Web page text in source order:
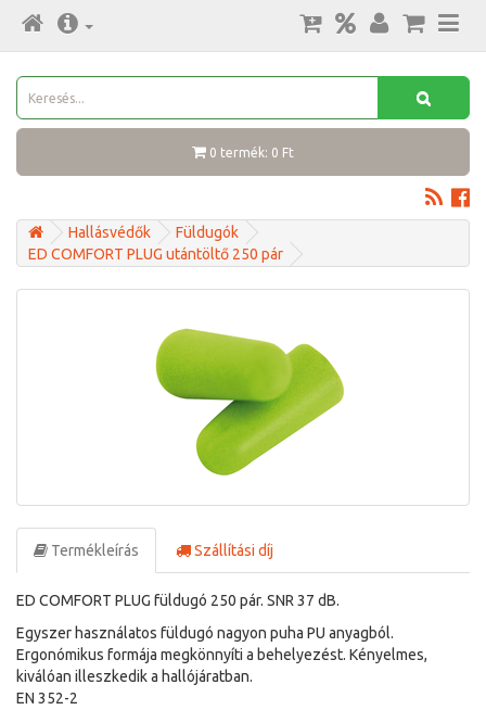
0 termék: 0 Ft
Hallásvédők
Füldugók
ED COMFORT PLUG utántöltő 250 pár
Termékleírás Szállítási díj
ED COMFORT PLUG füldugó 250 pár. SNR 37 dB.
Egyszer használatos füldugó nagyon puha PU anyagból.
Ergonómikus formája megkönnyíti a behelyezést. Kényelmes,
kiválóan illeszkedik a hallójáratban.
EN 352-2